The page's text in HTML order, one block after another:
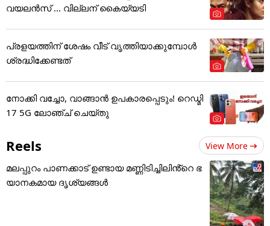
വയലൻസ് ... വില്ലന് കൈയ്യടി
പ്രളയത്തിന് ശേഷം വീട് വൃത്തിയാക്കുമ്പോൾ
ശ്രദ്ധിക്കേണ്ടത്
നോക്കി വച്ചോ, വാങ്ങാൻ ഉപകാരപ്പെടും! റെഡ്മി
17 5G ലോഞ്ച് ചെയ്തു
Reels View More
മലപ്പുറം പാണക്കാട് ഉണ്ടായ മണ്ണിടിച്ചിലിൻ്റെ ഭ
യാനകമായ ദൃശ്യങ്ങൾ